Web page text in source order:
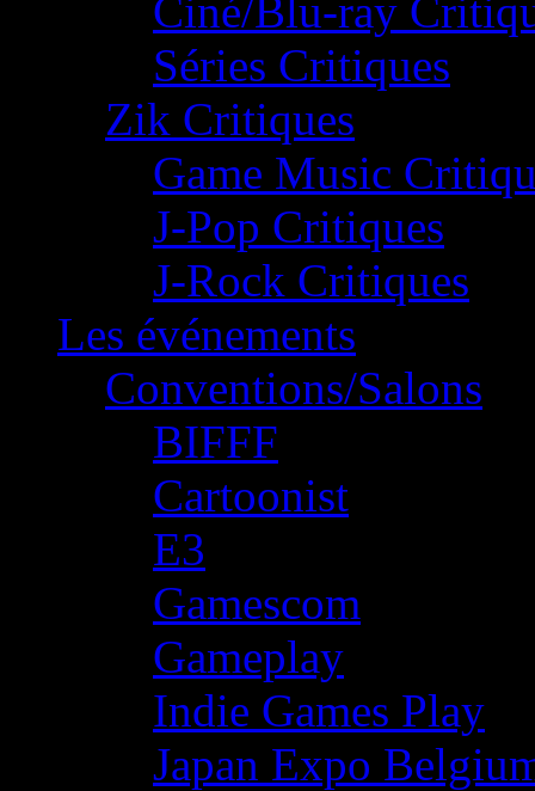
Ciné/Blu-ray
Séries Critiques
Zik Critiques
Game Music
J-Pop Critiques
J-Rock Critiques
Les événements
Conventions/Salons
BIFFF
Cartoonist
E3
Gamescom
Gameplay
Indie Games Play
Japan Expo